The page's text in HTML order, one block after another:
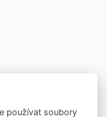
používat soubory